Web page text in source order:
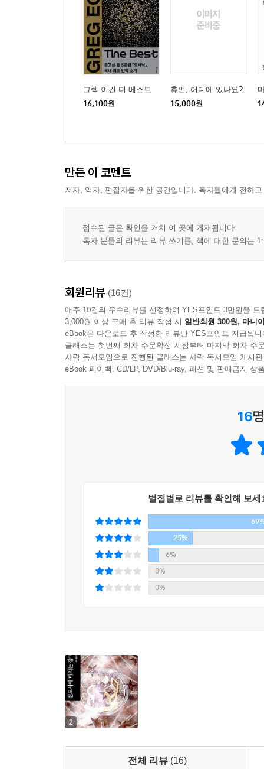
그렉 이건 더 베스트
16,100원
휴먼, 어디에 있나요?
15,000원
만든 이 코멘트
저자, 역자, 편집자를 위한 공간입니다. 독자들에게 전하
접수된 글은 확인을 거쳐 이 곳에 게재됩니다.
독자 분들의 리뷰는 리뷰 쓰기를, 책에 대한 문의는
회원리뷰 (16건)
매주 10건의 우수리뷰를 선정하여 YES포인트 3만원을 드
3,000원 이상 구매 후 리뷰 작성 시 일반회원 300원, 마니
eBook은 다운로드 후 작성한 리뷰만 YES포인트 지급됩니
클래스는 첫번째 회차 주문확정 시점부터 마지막 회차 주
사락 독서모임으로 진행된 클래스는 사락 독서모임 게시
eBook 페이백, CD/LP, DVD/Blu-ray, 패션 및 판매금지 상
16
별점별로 리뷰를 확인해 보세
25%
6%
0%
0%
2
전체 리뷰 (16)